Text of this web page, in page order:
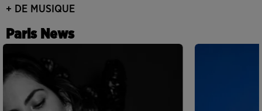
+ DE MUSIQUE
Paris News